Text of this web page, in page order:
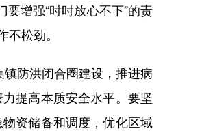
增强“时时放心不下”的责
松劲。
防洪闭合圈建设，推进病
提高本质安全水平。要坚
资储备和调度，优化区域